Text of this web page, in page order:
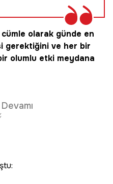
olarak günde en
gerektiğini ve her bir
olumlu etki meydana